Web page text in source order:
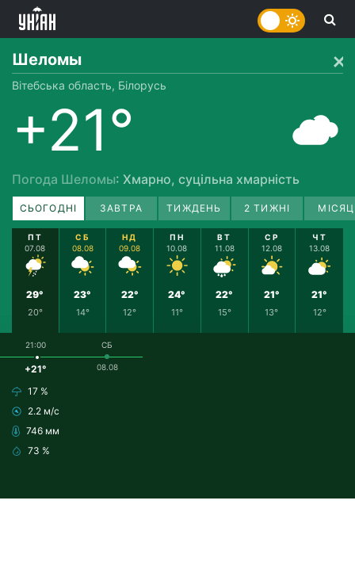
Шеломы
Вітебська область, Білорусь
+21°
Погода Шеломы: Хмарно, суцільна хмарність
СЬОГОДНІ ЗАВТРА ТИЖДЕНЬ 2 ТИЖНІ
ПТ
07.08
29°
20°
СБ
08.08
23°
14°
НД
09.08
22°
12°
ПН
10.08
24°
11°
ВТ
11.08
22°
15°
СР
12.08
21°
13°
ЧТ
13.08
21°
12°
21:00
+21°
17 %
2.2 м/с
746 мм
73 %
СБ
08.08